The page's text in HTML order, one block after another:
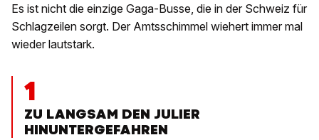
Es ist nicht die einzige Gaga-Busse, die in der Schweiz für
Schlagzeilen sorgt. Der Amtsschimmel wiehert immer mal
wieder lautstark.
1
ZU LANGSAM DEN JULIER
HINUNTERGEFAHREN